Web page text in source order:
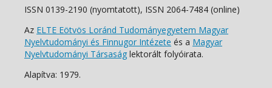
ISSN 0139-2190 (nyomtatott), ISSN 2064-7484 (online)
Az ELTE Eötvös Loránd Tudományegyetem Magyar
Nyelvtudományi és Finnugor Intézete és a Magyar
Nyelvtudományi Társaság lektorált folyóirata.
Alapítva: 1979.